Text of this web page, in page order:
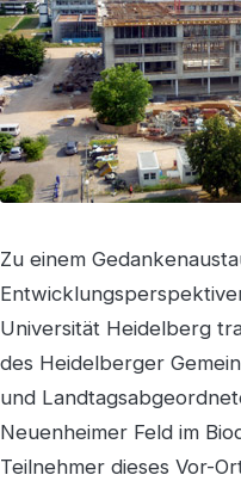
Zu einem
Universität Heidelberg
des Heidelberger
und
Neuenheimer Feld im
Teilnehmer dieses Vor-